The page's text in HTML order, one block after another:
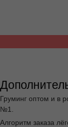
Груминг оптом и в
№1.
Алгоритм заказа